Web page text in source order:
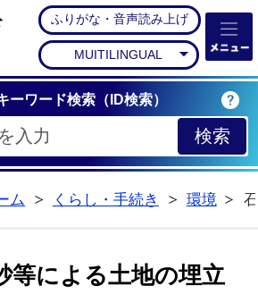
石岡市公式ホームペー
ふりがな・音声読み上げ
MUITILINGUAL
ーワード検索（ID検索）
ム
くらし・手続き
環境
等による土地の埋立